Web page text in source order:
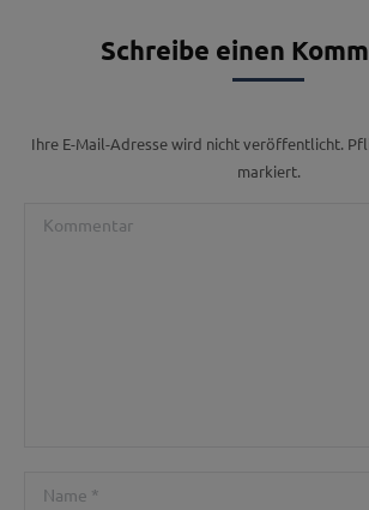
Schreibe einen
Ihre E-Mail-Adresse wird nicht veröffentlicht.
markiert.
Kommentar
Name *